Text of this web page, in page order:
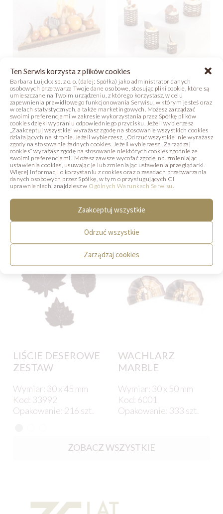
Ten Serwis korzysta z plików cookies
Barbara Luijckx sp. z o. o. (dalej: Spółka) jako administrator danych
osobowych przetwarza Twoje dane osobowe, stosując pliki cookie, które są
umieszczane na Twoim urządzeniu, z którego korzystasz, w celu
zapewnienia prawidłowego funkcjonowania Serwisu, w którym jesteś oraz
w celach statystycznych, a także marketingowych. Możesz zarządzać
swoimi preferencjami w zakresie wykorzystania przez Spółkę plików
cookies dzięki wybraniu odpowiedniego przycisku. Jeżeli wybierzesz
„Zaakceptuj wszystkie” wyrażasz zgodę na stosowanie wszystkich cookies
działających na stronie. Jeżeli wybierzesz, „Odrzuć wszystkie” nie wyrażasz
zgody na stosowanie żadnych cookies. Jeżeli wybierzesz „Zarządzaj
cookies” wyrażasz zgodę na stosowanie niektórych cookies zgodnie ze
swoimi preferencjami. Możesz zawsze wycofać zgodę, np. zmieniając
ustawienia cookies, usuwając je lub zmieniając ustawienia przeglądarki.
Więcej informacji o korzystaniu z cookies oraz o zasadach przetwarzania
danych osobowych przez Spółkę, w tym o przysługujących Ci
uprawnieniach, znajdziesz w Ogólnych Warunkach Serwisu
Zaakceptuj wszystkie
Odrzuć wszystkie
Zarządzaj cookies
JESIEŃ SUBLIME
Zdjęcie
Receptura
Film
ART GRILLAGE –
SŁODKA
KOMPOZYCJA
Zdjęcie
PODOBNE PRODUKTY
Poniżej prezentujemy produkty, które mogą
Państwa zainteresować.
LIŚCIE DESEROWE
ZESTAW
Wymiar: 30 x 45 mm
Kod: 33992
Opakowanie: 216 szt.
WACHLARZ
MARBLE
Wymiar: 30 x 50 mm
Kod: 6001
Opakowanie: 333 szt.
ZOBACZ WSZYSTKIE